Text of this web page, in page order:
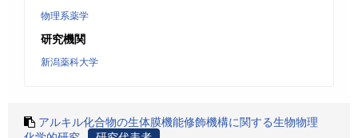
物理系薬学
研究機関
新潟薬科大学
アルキル化合物の生体膜機能修飾機構に関する生物物理